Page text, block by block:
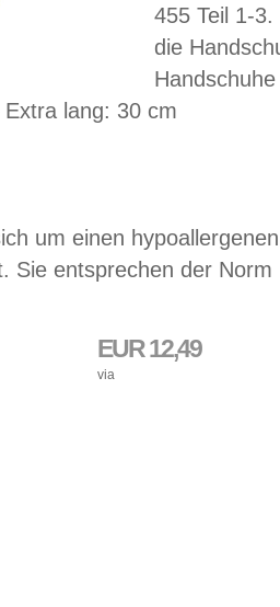
455 Teil 1-
die
lang: 30 cm
um einen
Sie entsprechen der Norm
EUR 12,49
via